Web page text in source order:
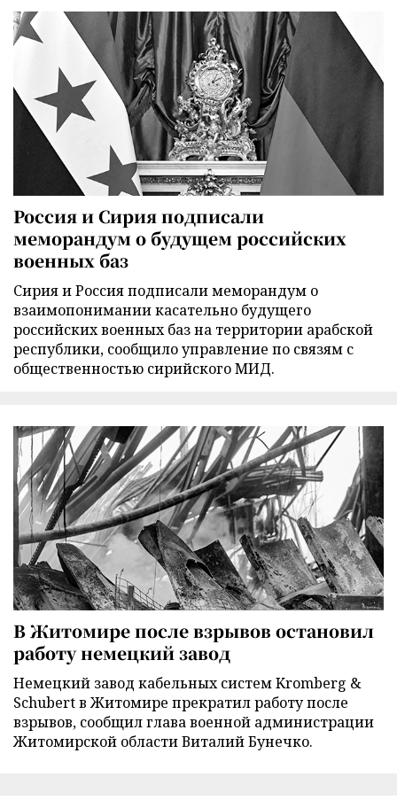
Россия и Сирия подписали
меморандум о будущем российских
военных баз
Сирия и Россия подписали меморандум о
взаимопонимании касательно будущего
российских военных баз на территории арабской
республики, сообщило управление по связям с
общественностью сирийского МИД.
В Житомире после взрывов остановил
работу немецкий завод
Немецкий завод кабельных систем Kromberg &
Schubert в Житомире прекратил работу после
взрывов, сообщил глава военной администрации
Житомирской области Виталий Бунечко.